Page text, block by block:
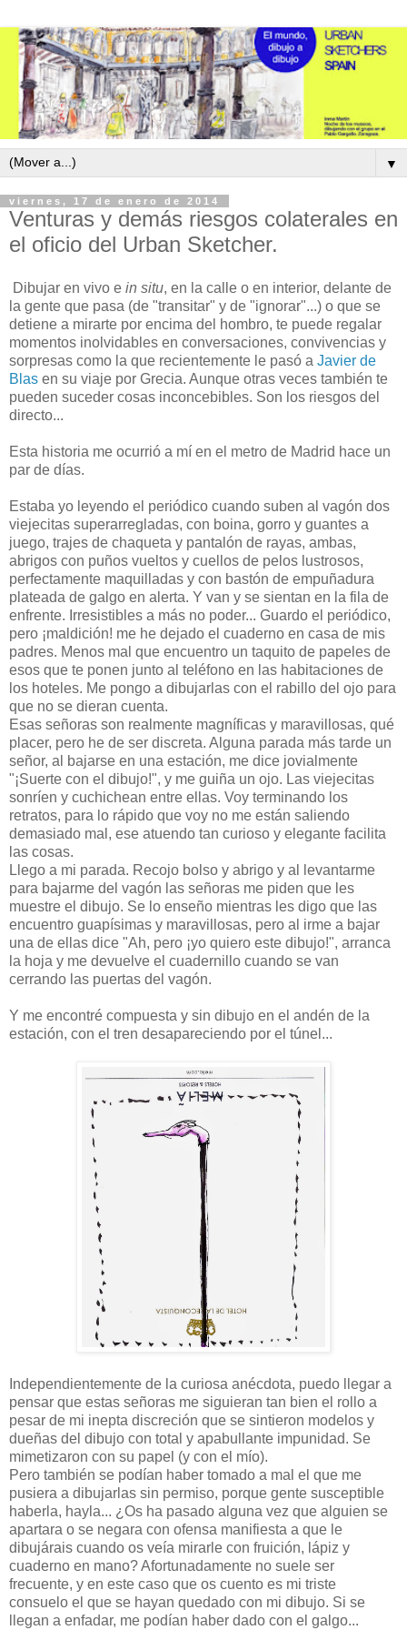
▼
viernes, 17 de enero de 2014
Venturas y demás riesgos colaterales en
el oficio del Urban Sketcher.
Dibujar en vivo e in situ, en la calle o en interior, delante de
la gente que pasa (de "transitar" y de "ignorar"...) o que se
detiene a mirarte por encima del hombro, te puede regalar
momentos inolvidables en conversaciones, convivencias y
sorpresas como la que recientemente le pasó a Javier de
Blas en su viaje por Grecia. Aunque otras veces también te
pueden suceder cosas inconcebibles. Son los riesgos del
directo...
Esta historia me ocurrió a mí en el metro de Madrid hace un
par de días.
Estaba yo leyendo el periódico cuando suben al vagón dos
viejecitas superarregladas, con boina, gorro y guantes a
juego, trajes de chaqueta y pantalón de rayas, ambas,
abrigos con puños vueltos y cuellos de pelos lustrosos,
perfectamente maquilladas y con bastón de empuñadura
plateada de galgo en alerta. Y van y se sientan en la fila de
enfrente. Irresistibles a más no poder... Guardo el periódico,
pero ¡maldición! me he dejado el cuaderno en casa de mis
padres. Menos mal que encuentro un taquito de papeles de
esos que te ponen junto al teléfono en las habitaciones de
los hoteles. Me pongo a dibujarlas con el rabillo del ojo para
que no se dieran cuenta.
Esas señoras son realmente magníficas y maravillosas, qué
placer, pero he de ser discreta. Alguna parada más tarde un
señor, al bajarse en una estación, me dice jovialmente
"¡Suerte con el dibujo!", y me guiña un ojo. Las viejecitas
sonríen y cuchichean entre ellas. Voy terminando los
retratos, para lo rápido que voy no me están saliendo
demasiado mal, ese atuendo tan curioso y elegante facilita
las cosas.
Llego a mi parada. Recojo bolso y abrigo y al levantarme
para bajarme del vagón las señoras me piden que les
muestre el dibujo. Se lo enseño mientras les digo que las
encuentro guapísimas y maravillosas, pero al irme a bajar
una de ellas dice "Ah, pero ¡yo quiero este dibujo!", arranca
la hoja y me devuelve el cuadernillo cuando se van
cerrando las puertas del vagón.
Y me encontré compuesta y sin dibujo en el andén de la
estación, con el tren desapareciendo por el túnel...
Independientemente de la curiosa anécdota, puedo llegar a
pensar que estas señoras me siguieran tan bien el rollo a
pesar de mi inepta discreción que se sintieron modelos y
dueñas del dibujo con total y apabullante impunidad. Se
mimetizaron con su papel (y con el mío).
Pero también se podían haber tomado a mal el que me
pusiera a dibujarlas sin permiso, porque gente susceptible
haberla, hayla... ¿Os ha pasado alguna vez que alguien se
apartara o se negara con ofensa manifiesta a que le
dibujárais cuando os veía mirarle con fruición, lápiz y
cuaderno en mano? Afortunadamente no suele ser
frecuente, y en este caso que os cuento es mi triste
consuelo el que se hayan quedado con mi dibujo. Si se
llegan a enfadar, me podían haber dado con el galgo...